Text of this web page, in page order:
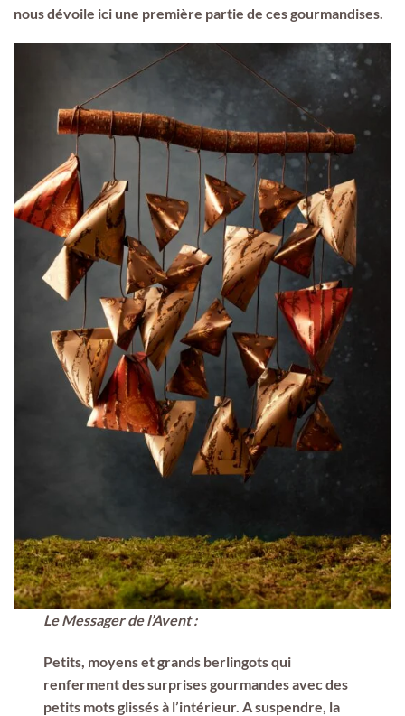
nous dévoile ici une première partie de ces gourmandises.
Le Messager de l’Avent:
Petits, moyens et grands berlingots qui
renferment des surprises gourmandes avec des
petits mots glissés à l’intérieur. A suspendre, la